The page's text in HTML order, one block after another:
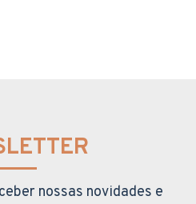
nossas novidades e